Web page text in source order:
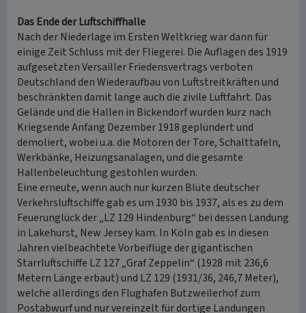
Das Ende der Luftschiffhalle
Nach der Niederlage im Ersten Weltkrieg war dann für
einige Zeit Schluss mit der Fliegerei. Die Auflagen des 1919
aufgesetzten Versailler Friedensvertrags verboten
Deutschland den Wiederaufbau von Luftstreitkräften und
beschränkten damit lange auch die zivile Luftfahrt. Das
Gelände und die Hallen in Bickendorf wurden kurz nach
Kriegsende Anfang Dezember 1918 geplündert und
demoliert, wobei u.a. die Motoren der Tore, Schalttafeln,
Werkbänke, Heizungsanalagen, und die gesamte
Hallenbeleuchtung gestohlen wurden.
Eine erneute, wenn auch nur kurzen Blüte deutscher
Verkehrsluftschiffe gab es um 1930 bis 1937, als es zu dem
Feuerunglück der „LZ 129 Hindenburg“ bei dessen Landung
in Lakehurst, New Jersey kam. In Köln gab es in diesen
Jahren vielbeachtete Vorbeiflüge der gigantischen
Starrluftschiffe LZ 127 „Graf Zeppelin“ (1928 mit 236,6
Metern Länge erbaut) und LZ 129 (1931/36, 246,7 Meter),
welche allerdings den Flughafen Butzweilerhof zum
Postabwurf und nur vereinzelt für dortige Landungen